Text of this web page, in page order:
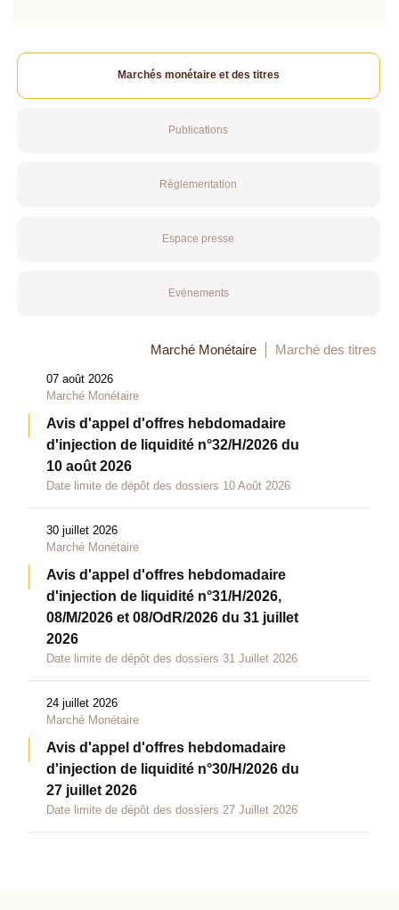
Marchés monétaire et des titres
Publications
Réglementation
Espace presse
Evénements
Marché Monétaire Marché des titres
07 août 2026
Marché Monétaire
Avis d'appel d'offres hebdomadaire
d'injection de liquidité n°32/H/2026 du
10 août 2026
Date limite de dépôt des dossiers 10 Août 2026
30 juillet 2026
Marché Monétaire
Avis d'appel d'offres hebdomadaire
d'injection de liquidité n°31/H/2026,
08/M/2026 et 08/OdR/2026 du 31 juillet
2026
Date limite de dépôt des dossiers 31 Juillet 2026
24 juillet 2026
Marché Monétaire
Avis d'appel d'offres hebdomadaire
d'injection de liquidité n°30/H/2026 du
27 juillet 2026
Date limite de dépôt des dossiers 27 Juillet 2026